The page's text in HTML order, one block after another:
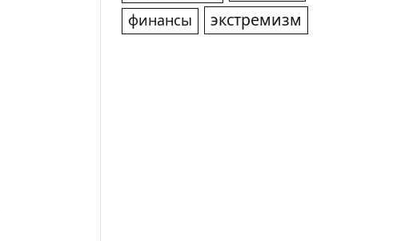
финансы экстремизм